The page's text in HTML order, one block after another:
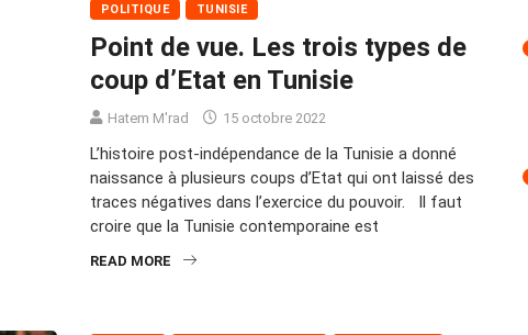
POLITIQUE TUNISIE
Point de vue. Les trois types de
coup d’Etat en Tunisie
Hatem M'rad 15 octobre 2022
L’histoire post-indépendance de la Tunisie a donné
naissance à plusieurs coups d’Etat qui ont laissé des
traces négatives dans l’exercice du pouvoir. Il faut
croire que la Tunisie contemporaine est
READ MORE